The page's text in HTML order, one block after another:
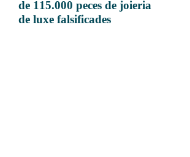
de 115.000 peces de joieria
de luxe falsificades